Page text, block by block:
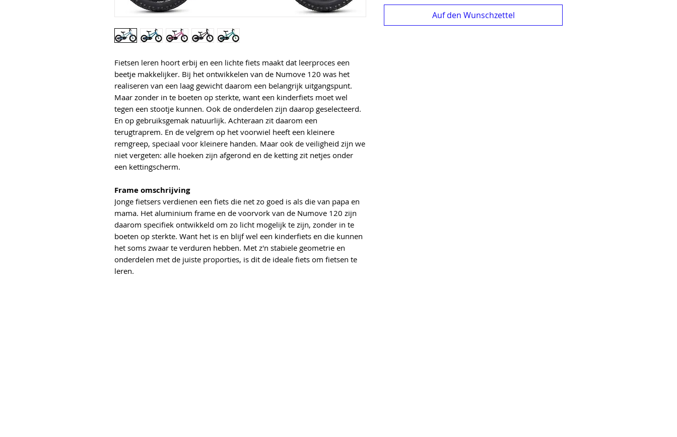
Fietsen leren hoort erbij en een lichte fiets maakt dat leerproces een
beetje makkelijker. Bij het ontwikkelen van de Numove 120 was het
realiseren van een laag gewicht daarom een belangrijk uitgangspunt.
Maar zonder in te boeten op sterkte, want een kinderfiets moet wel
tegen een stootje kunnen. Ook de onderdelen zijn daarop geselecteerd.
En op gebruiksgemak natuurlijk. Achteraan zit daarom een
terugtraprem. En de velgrem op het voorwiel heeft een kleinere
remgreep, speciaal voor kleinere handen. Maar ook de veiligheid zijn we
niet vergeten: alle hoeken zijn afgerond en de ketting zit netjes onder
een kettingscherm.
Frame omschrijving
Jonge fietsers verdienen een fiets die net zo goed is als die van papa en
mama. Het aluminium frame en de voorvork van de Numove 120 zijn
daarom specifiek ontwikkeld om zo licht mogelijk te zijn, zonder in te
boeten op sterkte. Want het is en blijf wel een kinderfiets en die kunnen
het soms zwaar te verduren hebben. Met z'n stabiele geometrie en
onderdelen met de juiste proporties, is dit de ideale fiets om fietsen te
leren.
Auf den Wunschzettel